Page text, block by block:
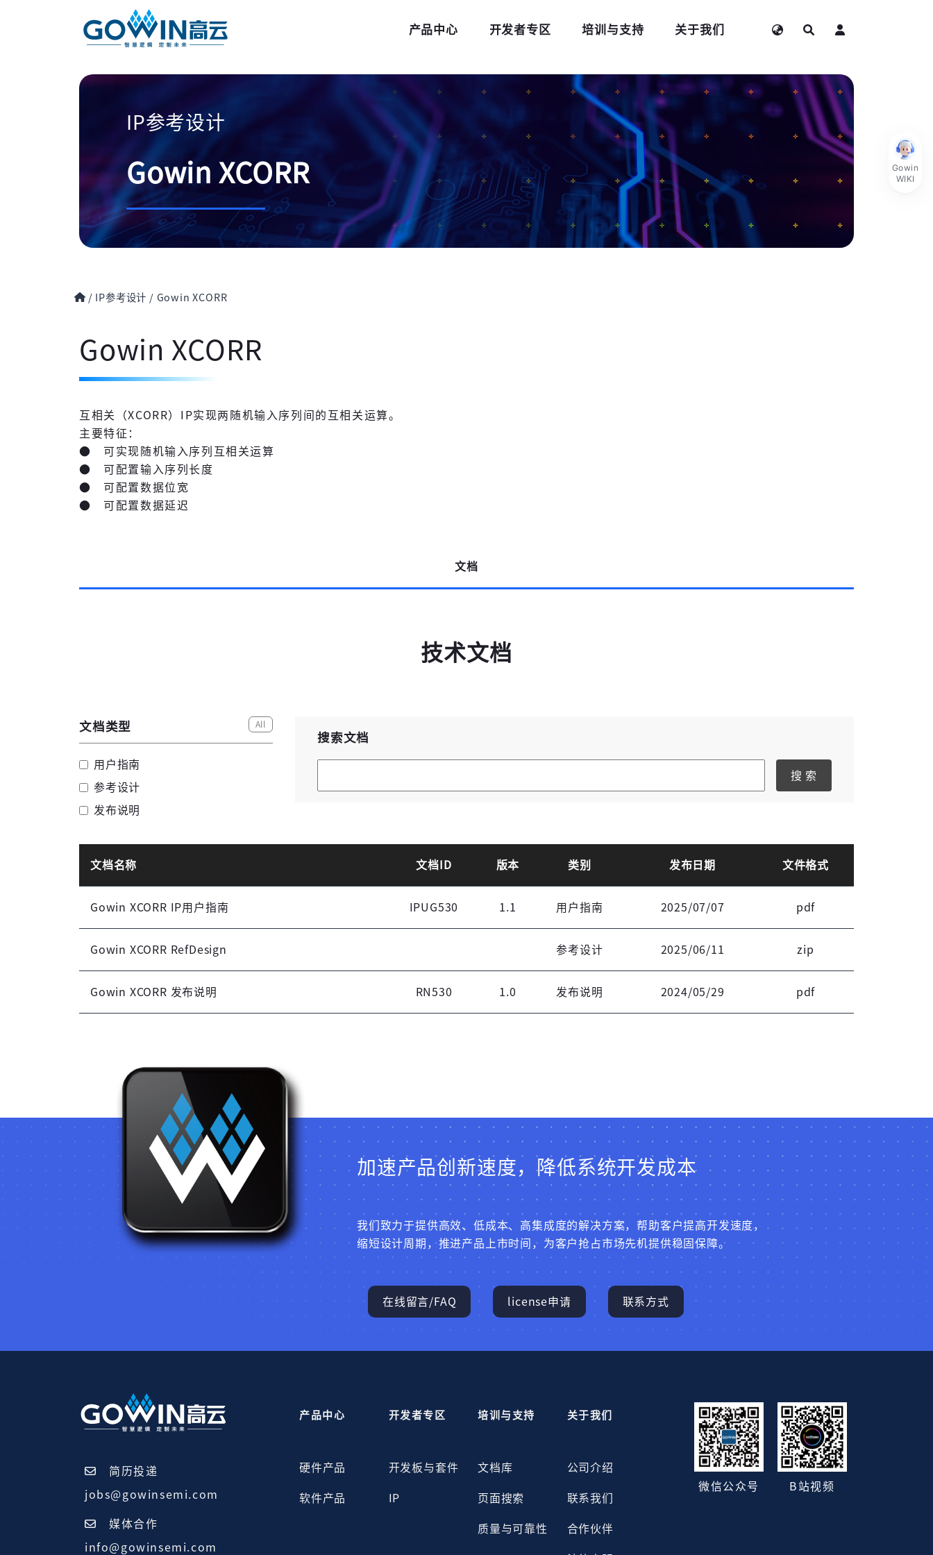
产品中心 开发者专区 培训与支持 关于我们
高云搜索引擎
短信登录 账密登录
未注册手机登录时会自动创建新账号,我已阅读并
登录 登录
IP参考设计
Gowin XCORR
/ IP参考设计 / Gowin XCORR
Gowin XCORR
互相关（XCORR）IP实现两随机输入序列间的互相关运算。
主要特征：
● 可实现随机输入序列互相关运算
● 可配置输入序列长度
● 可配置数据位宽
● 可配置数据延迟
文档
技术文档
文档类型 All
用户指南
参考设计
发布说明
搜索文档
搜 索
文档名称 文档ID 版本 类别 发布日期 文件格式
Gowin XCORR IP用户指南 IPUG530 1.1 用户指南 2025/07/07 pdf
Gowin XCORR RefDesign 参考设计 2025/06/11 zip
Gowin XCORR 发布说明 RN530 1.0 发布说明 2024/05/29 pdf
加速产品创新速度，降低系统开发成本
我们致力于提供高效、低成本、高集成度的解决方案，帮助客户提高开发速度，
缩短设计周期，推进产品上市时间，为客户抢占市场先机提供稳固保障。
在线留言/FAQ license申请 联系方式
简历投递
jobs@gowinsemi.com
媒体合作
info@gowinsemi.com
产品中心
硬件产品
软件产品
开发者专区
开发板与套件
IP
培训与支持
文档库
页面搜索
质量与可靠性
关于我们
公司介绍
联系我们
合作伙伴
微信公众号 B站视频
Gowin
WIKI